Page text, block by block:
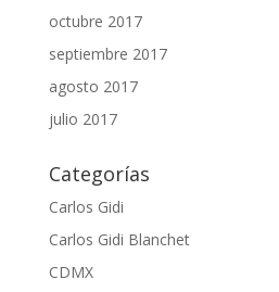
octubre 2017
septiembre 2017
agosto 2017
julio 2017
Categorías
Carlos Gidi
Carlos Gidi Blanchet
CDMX